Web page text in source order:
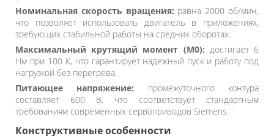
Номинальная скорость вращения: равна 2000 об/мин,
что позволяет использовать двигатель в приложениях,
требующих стабильной работы на средних оборотах.
Максимальный крутящий момент (M0): достигает 6
Нм при 100 К, что гарантирует надежный пуск и работу под
нагрузкой без перегрева.
Питающее напряжение: промежуточного контура
составляет 600 В, что соответствует стандартным
требованиям современных сервоприводов Siemens.
Конструктивные особенности